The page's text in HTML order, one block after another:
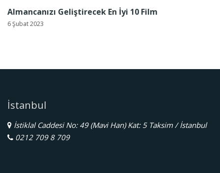
Almancanızı Geliştirecek En İyi 10 Film
6 Şubat 2023
İstanbul
İstiklal Caddesi No: 49 (Mavi Han) Kat: 5 Taksim / İstanbul
0212 709 8 709